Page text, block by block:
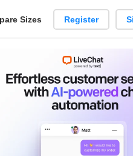
Sizes Register